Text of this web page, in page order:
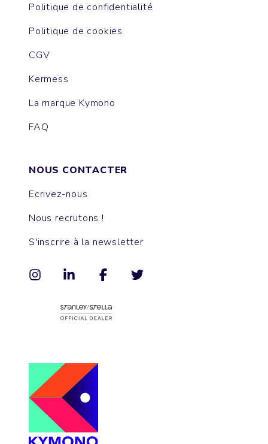
Politique de confidentialité
Politique de cookies
CGV
Kermess
La marque Kymono
FAQ
NOUS CONTACTER
Ecrivez-nous
Nous recrutons !
S'inscrire à la newsletter